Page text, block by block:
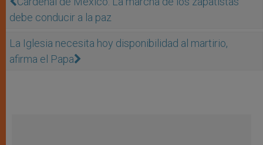
debe conducir a la paz
La Iglesia necesita hoy disponibilidad al martirio,
afirma el Papa